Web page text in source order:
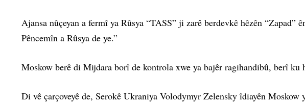
Ajansa nûçeyan a fermî ya Rûsya “TASS” ji zarê berdevkê hêzên
Pêncemîn a Rûsya de ye.”
Moskow berê di Mijdara borî de kontrola xwe ya bajêr ragihandibû, berî
Di vê çarçoveyê de, Serokê Ukraniya Volodymyr Zelensky îdiayên